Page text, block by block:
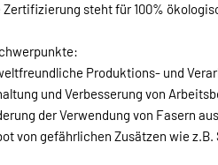
Zertifizierung steht für 100%
Produktions- und
und Verbesserung von
der Verwendung von Fasern
von gefährlichen Zusätzen wie